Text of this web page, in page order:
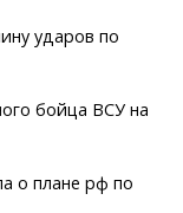
ударов по
бойца ВСУ на
о плане рф по